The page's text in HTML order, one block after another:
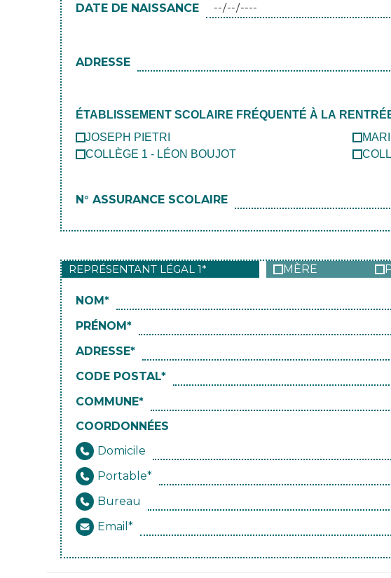
DATE DE NAISSANCE
ADRESSE
ÉTABLISSEMENT SCOLAIRE FRÉQUENTÉ À LA
JOSEPH PIETRI
COLLÈGE 1 - LÉON BOUJOT
N° ASSURANCE SCOLAIRE
REPRÉSENTANT LÉGAL 1* MÈRE
NOM*
PRÉNOM*
ADRESSE*
CODE POSTAL*
COMMUNE*
COORDONNÉES
Domicile
Portable*
Bureau
Email*